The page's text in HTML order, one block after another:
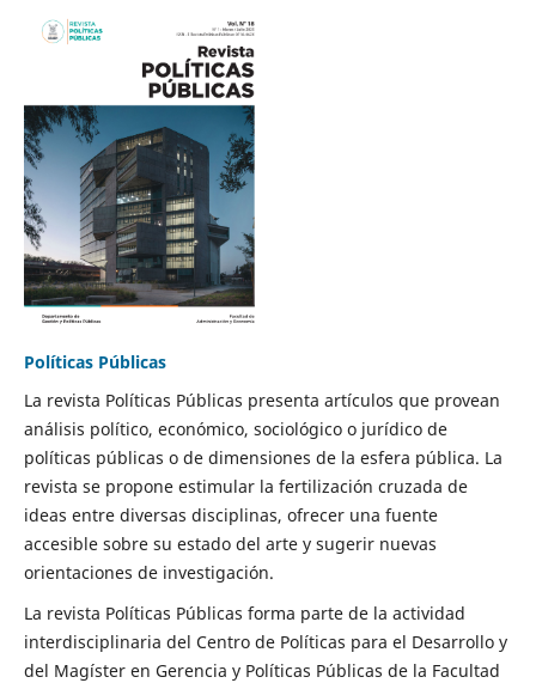
Políticas Públicas
La revista Políticas Públicas presenta artículos que provean
análisis político, económico, sociológico o jurídico de
políticas públicas o de dimensiones de la esfera pública. La
revista se propone estimular la fertilización cruzada de
ideas entre diversas disciplinas, ofrecer una fuente
accesible sobre su estado del arte y sugerir nuevas
orientaciones de investigación.
La revista Políticas Públicas forma parte de la actividad
interdisciplinaria del Centro de Políticas para el Desarrollo y
del Magíster en Gerencia y Políticas Públicas de la Facultad